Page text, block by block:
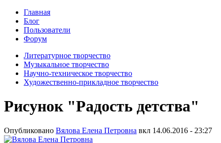
Главная
Блог
Пользователи
Форум
Литературное творчество
Музыкальное творчество
Научно-техническое творчество
Художественно-прикладное творчество
Рисунок "Радость детства"
Опубликовано Вялова Елена Петровна вкл 14.06.2016 - 23:27